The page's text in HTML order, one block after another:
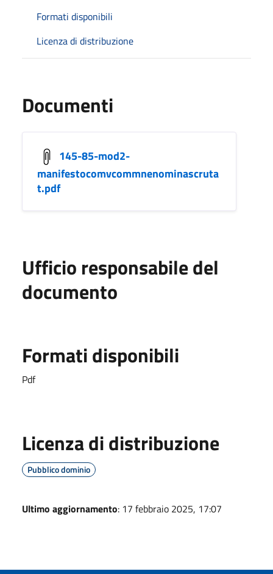
Formati disponibili
Licenza di distribuzione
Documenti
145-85-mod2-
manifestocomvcommnenominascruta
t.pdf
Ufficio responsabile del
documento
Formati disponibili
Pdf
Licenza di distribuzione
Pubblico dominio
Ultimo aggiornamento: 17 febbraio 2025, 17:07